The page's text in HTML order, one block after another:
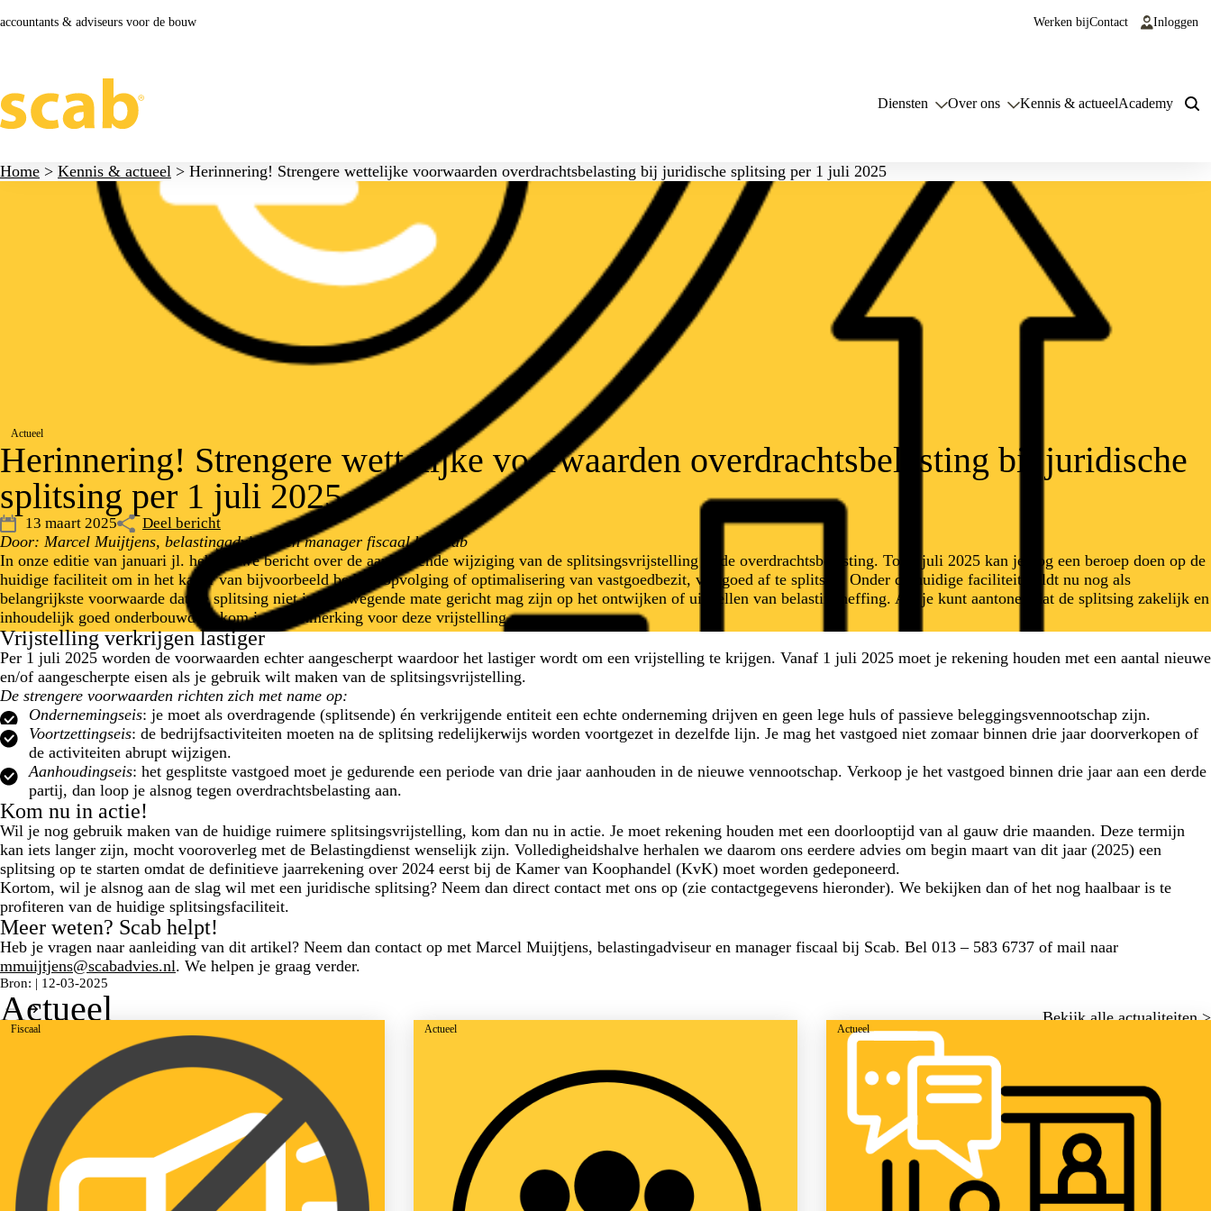
accountants & adviseurs voor de bouw Werken bijContact Inloggen
Diensten Over ons Kennis & actueelAcademy
Home > Kennis & actueel > Herinnering! Strengere wettelijke voorwaarden overdrachtsbelasting bij juridische splitsing per 1 juli 2025
Actueel
Herinnering! Strengere wettelijke voorwaarden overdrachtsbelasting bij juridische
splitsing per 1 juli 2025
13 maart 2025 Deel bericht
Door: Marcel Muijtjens, belastingadviseur en manager fiscaal bij Scab
In onze editie van januari jl. hebben we bericht over de aankomende wijziging van de splitsingsvrijstelling in de overdrachtsbelasting. Tot 1 juli 2025 kan je nog een beroep doen op de
huidige faciliteit om in het kader van bijvoorbeeld bedrijfsopvolging of optimalisering van vastgoedbezit, vastgoed af te splitsen. Onder de huidige faciliteit geldt nu nog als
belangrijkste voorwaarde dat de splitsing niet in overwegende mate gericht mag zijn op het ontwijken of uitstellen van belastingheffing. Als je kunt aantonen dat de splitsing zakelijk en
inhoudelijk goed onderbouwd is, kom je in aanmerking voor deze vrijstelling.
Vrijstelling verkrijgen lastiger
Per 1 juli 2025 worden de voorwaarden echter aangescherpt waardoor het lastiger wordt om een vrijstelling te krijgen. Vanaf 1 juli 2025 moet je rekening houden met een aantal nieuwe
en/of aangescherpte eisen als je gebruik wilt maken van de splitsingsvrijstelling.
De strengere voorwaarden richten zich met name op:
Ondernemingseis: je moet als overdragende (splitsende) én verkrijgende entiteit een echte onderneming drijven en geen lege huls of passieve beleggingsvennootschap zijn.
Voortzettingseis: de bedrijfsactiviteiten moeten na de splitsing redelijkerwijs worden voortgezet in dezelfde lijn. Je mag het vastgoed niet zomaar binnen drie jaar doorverkopen of
de activiteiten abrupt wijzigen.
Aanhoudingseis: het gesplitste vastgoed moet je gedurende een periode van drie jaar aanhouden in de nieuwe vennootschap. Verkoop je het vastgoed binnen drie jaar aan een derde
partij, dan loop je alsnog tegen overdrachtsbelasting aan.
Kom nu in actie!
Wil je nog gebruik maken van de huidige ruimere splitsingsvrijstelling, kom dan nu in actie. Je moet rekening houden met een doorlooptijd van al gauw drie maanden. Deze termijn
kan iets langer zijn, mocht vooroverleg met de Belastingdienst wenselijk zijn. Volledigheidshalve herhalen we daarom ons eerdere advies om begin maart van dit jaar (2025) een
splitsing op te starten omdat de definitieve jaarrekening over 2024 eerst bij de Kamer van Koophandel (KvK) moet worden gedeponeerd.
Kortom, wil je alsnog aan de slag wil met een juridische splitsing? Neem dan direct contact met ons op (zie contactgegevens hieronder). We bekijken dan of het nog haalbaar is te
profiteren van de huidige splitsingsfaciliteit.
Meer weten? Scab helpt!
Heb je vragen naar aanleiding van dit artikel? Neem dan contact op met Marcel Muijtjens, belastingadviseur en manager fiscaal bij Scab. Bel 013 – 583 6737 of mail naar
mmuijtjens@scabadvies.nl. We helpen je graag verder.
Bron: | 12-03-2025
Actueel Bekijk alle actualiteiten >
Fiscaal Actueel Actueel